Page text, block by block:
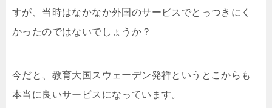
すが、当時はなかなか外国のサービスでとっつきにく
かったのではないでしょうか？
今だと、教育大国スウェーデン発祥というとこからも
本当に良いサービスになっています。